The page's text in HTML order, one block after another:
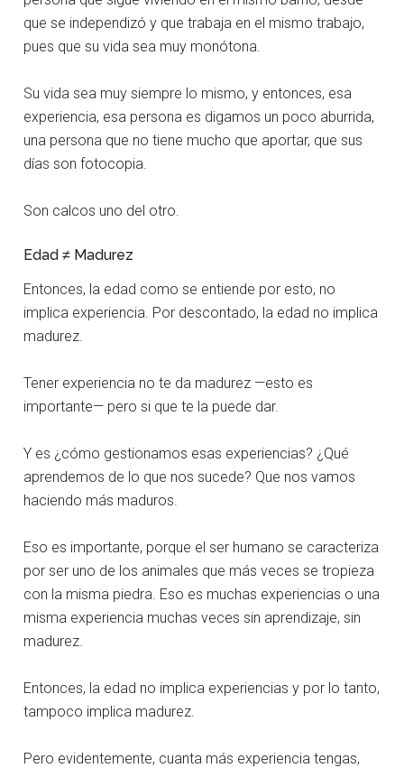
que se independizó y que trabaja en el mismo trabajo,
pues que su vida sea muy monótona.
Su vida sea muy siempre lo mismo, y entonces, esa
experiencia, esa persona es digamos un poco aburrida,
una persona que no tiene mucho que aportar, que sus
días son fotocopia.
Son calcos uno del otro.
Edad ≠ Madurez
Entonces, la edad como se entiende por esto, no
implica experiencia. Por descontado, la edad no implica
madurez.
Tener experiencia no te da madurez —esto es
importante— pero si que te la puede dar.
Y es ¿cómo gestionamos esas experiencias? ¿Qué
aprendemos de lo que nos sucede? Que nos vamos
haciendo más maduros.
Eso es importante, porque el ser humano se caracteriza
por ser uno de los animales que más veces se tropieza
con la misma piedra. Eso es muchas experiencias o una
misma experiencia muchas veces sin aprendizaje, sin
madurez.
Entonces, la edad no implica experiencias y por lo tanto,
tampoco implica madurez.
Pero evidentemente, cuanta más experiencia tengas,